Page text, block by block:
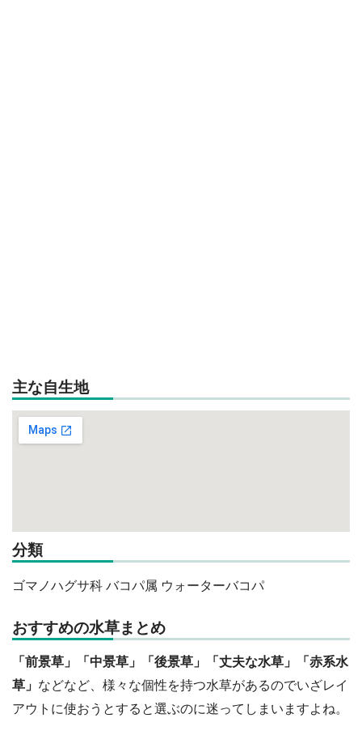
主な自生地
分類
ゴマノハグサ科 バコパ属 ウォーターバコパ
おすすめの水草まとめ
「前景草」「中景草」「後景草」「丈夫な水草」「赤系水
草」 などなど、様々な個性を持つ水草があるのでいざレイ
アウトに使おうとすると選ぶのに迷ってしまいますよね。